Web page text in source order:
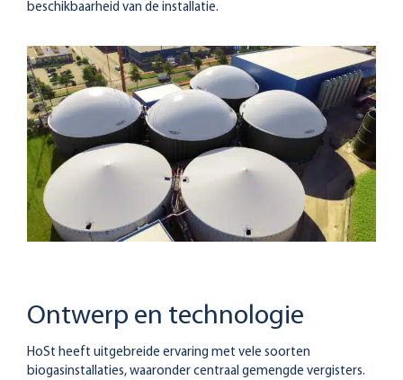
beschikbaarheid van de installatie.
Ontwerp en technologie
HoSt heeft uitgebreide ervaring met vele soorten
biogasinstallaties, waaronder centraal gemengde vergisters.